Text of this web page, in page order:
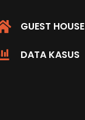
GUEST HOUSE
DATA KASUS